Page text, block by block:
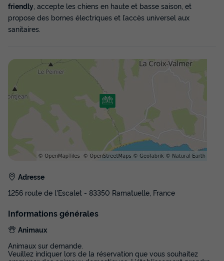
friendly , accepte les chiens en haute et basse saison, et
propose des bornes électriques et l’accès universel aux
sanitaires.
Adresse
1256 route de l'Escalet - 83350 Ramatuelle, France
Informations générales
Animaux
Animaux sur demande.
Veuillez indiquer lors de la réservation que vous souhaitez